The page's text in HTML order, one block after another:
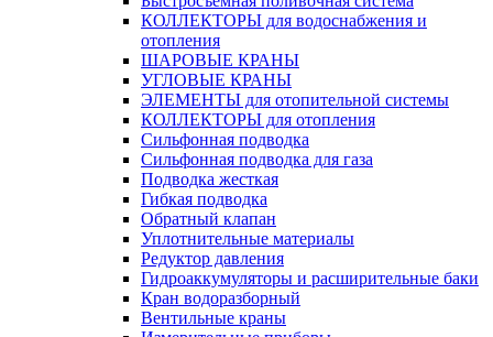
КОЛЛЕКТОРЫ для водоснабжения и
отопления
ШАРОВЫЕ КРАНЫ
УГЛОВЫЕ КРАНЫ
ЭЛЕМЕНТЫ для отопительной системы
КОЛЛЕКТОРЫ для отопления
Сильфонная подводка
Cильфонная подводка для газа
Подводка жесткая
Гибкая подводка
Обратный клапан
Уплотнительные материалы
Редуктор давления
Гидроаккумуляторы и расширительные баки
Кран водоразборный
Вентильные краны